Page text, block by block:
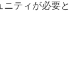
ニティが必要と